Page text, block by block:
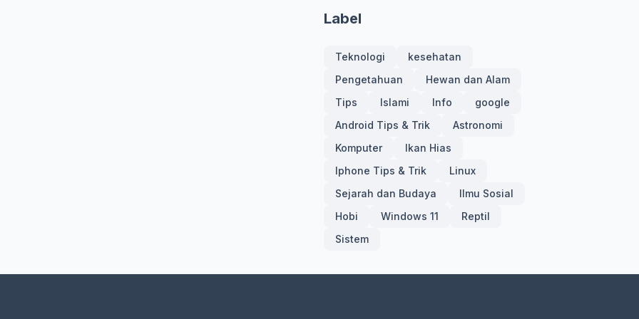
Label
Teknologi
kesehatan
Pengetahuan
Hewan dan Alam
Tips
Islami Info
google
Android Tips & Trik
Astronomi
Komputer
Ikan Hias
Iphone Tips & Trik
Linux
Sejarah dan Budaya
Ilmu Sosial
Hobi
Windows 11
Reptil
Sistem